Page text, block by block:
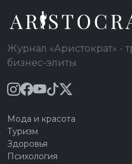
Журнал «Аристократ» -
бизнес-элиты
Мода и красота
Туризм
Здоровья
Психология